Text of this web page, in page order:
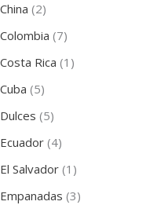
China (2)
Colombia (7)
Costa Rica (1)
Cuba (5)
Dulces (5)
Ecuador (4)
El Salvador (1)
Empanadas (3)